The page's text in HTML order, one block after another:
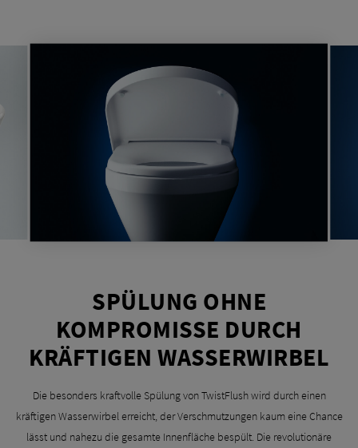
SPÜLUNG OHNE
KOMPROMISSE DURCH
KRÄFTIGEN WASSERWIRBEL
Die besonders kraftvolle Spülung von TwistFlush wird durch einen
kräftigen Wasserwirbel erreicht, der Verschmutzungen kaum eine Chance
lässt und nahezu die gesamte Innenfläche bespült. Die revolutionäre